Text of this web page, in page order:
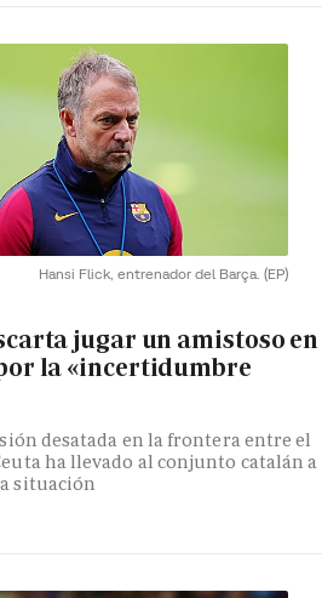
Hansi Flick, entrenador del Barça. (EP)
jugar un amistoso en
la «incertidumbre
desatada en la frontera entre el
ha llevado al conjunto catalán a
situación